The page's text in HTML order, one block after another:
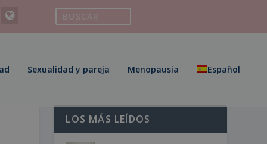
Sexualidad y pareja Menopausia Español
LOS MÁS LEÍDOS